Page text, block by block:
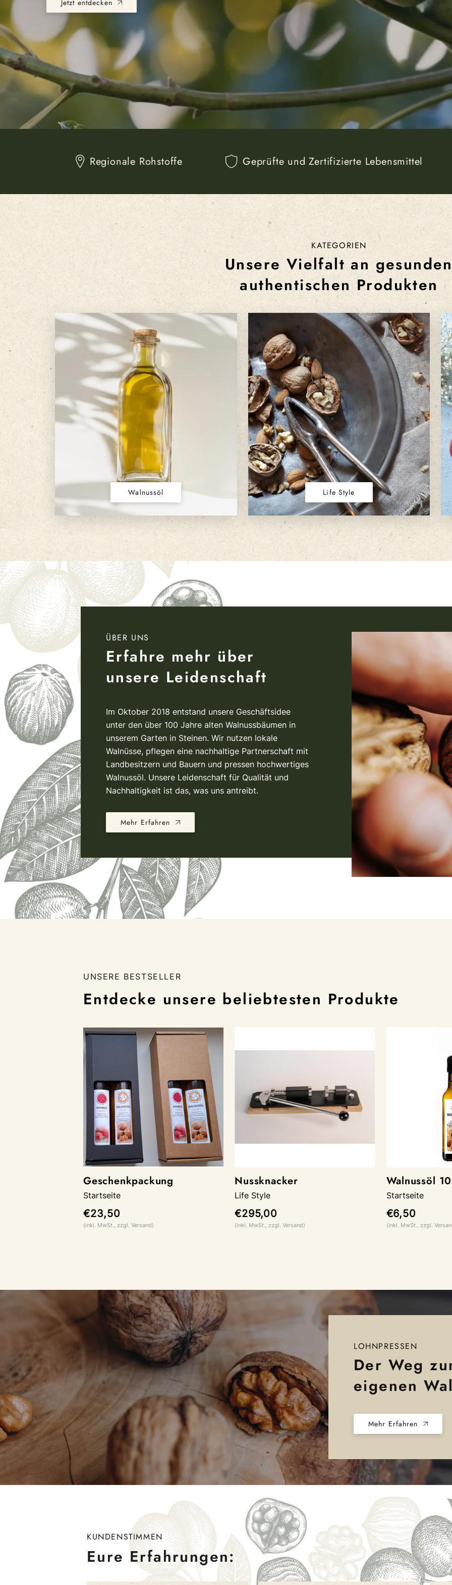
Jetzt entdecken
Regionale Rohstoffe Geprüfte und Zertifizierte Lebensmittel
KATEGORIEN
Unsere Vielfalt an
authentischen Produkten
Walnussöl Life Style
ÜBER UNS
Erfahre mehr über
unsere Leidenschaft
Im Oktober 2018 entstand unsere Geschäftsidee
unter den über 100 Jahre alten Walnussbäumen in
unserem Garten in Steinen. Wir nutzen lokale
Walnüsse, pflegen eine nachhaltige Partnerschaft mit
Landbesitzern und Bauern und pressen hochwertiges
Walnussöl. Unsere Leidenschaft für Qualität und
Nachhaltigkeit ist das, was uns antreibt.
Mehr Erfahren
UNSERE BESTSELLER
Entdecke unsere beliebtesten Produkte
Geschenkpackung
Startseite
€23,50
(inkl. MwSt., zzgl. Versand)
Nussknacker
Life Style
€295,00
(inkl. MwSt., zzgl. Versand)
Walnussöl
Startseite
€6,50
(inkl. MwSt., zzgl.
LOHNPRESSEN
Der Weg
eigenen
Mehr Erfahren
KUNDENSTIMMEN
Eure Erfahrungen: